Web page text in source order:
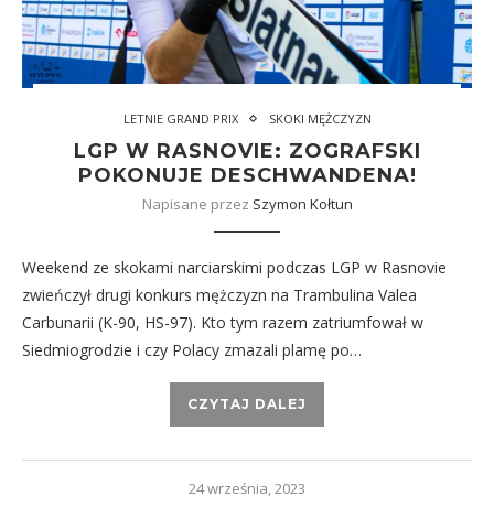
LETNIE GRAND PRIX SKOKI MĘŻCZYZN
LGP W RASNOVIE: ZOGRAFSKI
POKONUJE DESCHWANDENA!
Napisane przez Szymon Kołtun
Weekend ze skokami narciarskimi podczas LGP w Rasnovie
zwieńczył drugi konkurs mężczyzn na Trambulina Valea
Carbunarii (K-90, HS-97). Kto tym razem zatriumfował w
Siedmiogrodzie i czy Polacy zmazali plamę po…
CZYTAJ DALEJ
24 września, 2023